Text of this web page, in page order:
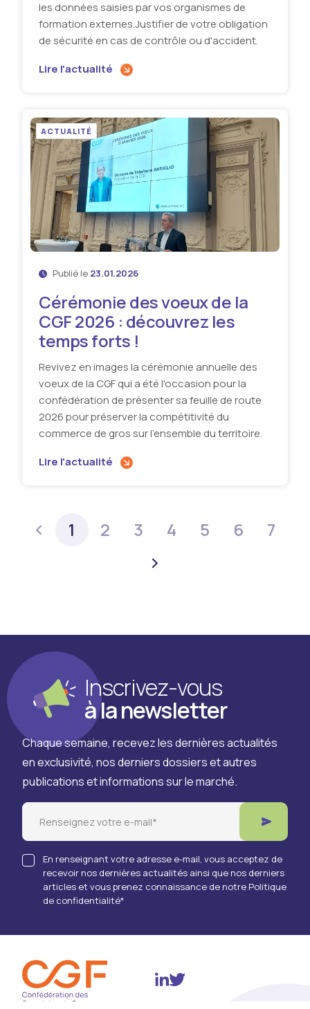
les données saisies par vos organismes de
formation externes.Justifier de votre obligation
de sécurité en cas de contrôle ou d'accident.
Lire l'actualité
ACTUALITÉ
Publié le 23.01.2026
Cérémonie des voeux de la
CGF 2026 : découvrez les
temps forts !
Revivez en images la cérémonie annuelle des
voeux de la CGF qui a été l'occasion pour la
confédération de présenter sa feuille de route
2026 pour préserver la compétitivité du
commerce de gros sur l'ensemble du territoire.
Lire l'actualité
1 2 3 4 5 6 7
Inscrivez-vous
à la newsletter
Chaque semaine, recevez les dernières actualités
en exclusivité, nos derniers dossiers et autres
publications et informations sur le marché.
Email
En renseignant votre adresse e-mail, vous acceptez de
recevoir nos dernières actualités ainsi que nos derniers
articles et vous prenez connaissance de notre Politique
de confidentialité*